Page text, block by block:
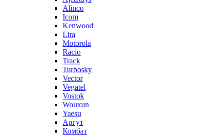
Alinco
Icom
Kenwood
Lira
Motorola
Racio
Track
Turbosky
Vector
Vegatel
Vostok
Wouxun
Yaesu
Аргут
Комбат